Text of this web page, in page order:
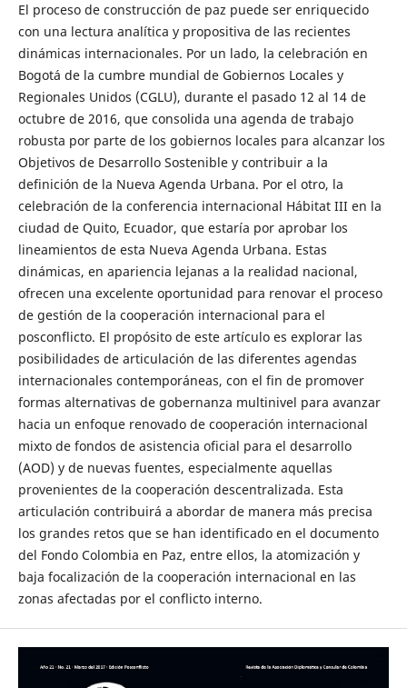
El proceso de construcción de paz puede ser enriquecido
con una lectura analítica y propositiva de las recientes
dinámicas internacionales. Por un lado, la celebración en
Bogotá de la cumbre mundial de Gobiernos Locales y
Regionales Unidos (CGLU), durante el pasado 12 al 14 de
octubre de 2016, que consolida una agenda de trabajo
robusta por parte de los gobiernos locales para alcanzar los
Objetivos de Desarrollo Sostenible y contribuir a la
definición de la Nueva Agenda Urbana. Por el otro, la
celebración de la conferencia internacional Hábitat III en la
ciudad de Quito, Ecuador, que estaría por aprobar los
lineamientos de esta Nueva Agenda Urbana. Estas
dinámicas, en apariencia lejanas a la realidad nacional,
ofrecen una excelente oportunidad para renovar el proceso
de gestión de la cooperación internacional para el
posconflicto. El propósito de este artículo es explorar las
posibilidades de articulación de las diferentes agendas
internacionales contemporáneas, con el fin de promover
formas alternativas de gobernanza multinivel para avanzar
hacia un enfoque renovado de cooperación internacional
mixto de fondos de asistencia oficial para el desarrollo
(AOD) y de nuevas fuentes, especialmente aquellas
provenientes de la cooperación descentralizada. Esta
articulación contribuirá a abordar de manera más precisa
los grandes retos que se han identificado en el documento
del Fondo Colombia en Paz, entre ellos, la atomización y
baja focalización de la cooperación internacional en las
zonas afectadas por el conflicto interno.